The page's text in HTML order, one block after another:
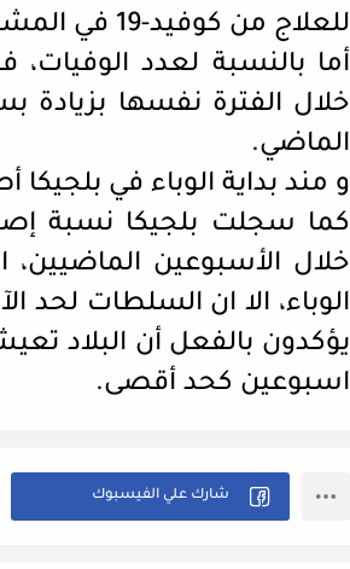
للعلاج من كوفيد-19 في المشافي منهم 58 في وحدات العناية المركزة.
خلال الفترة نفسها
الماضي.
و مند بداية الوباء في بلجيكا أصيب 69849 شخصاً و أودى بحياة
خلال الأسبوعين
الوباء، الا ان السلطات لحد
يؤكدون بالفعل أن البلاد
اسبوعين كحد أقصى.